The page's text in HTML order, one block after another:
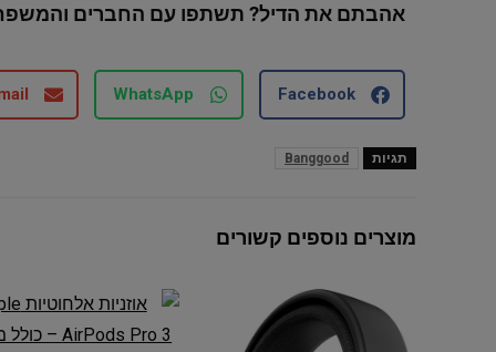
אהבתם את הדיל? תשתפו עם החברים
Facebook
WhatsApp
תגיות Banggood
מוצרים נוספים קשורים